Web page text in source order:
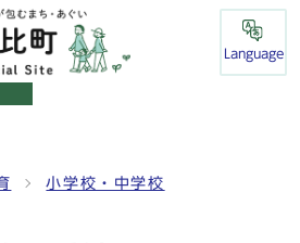
Language
小学校・中学校